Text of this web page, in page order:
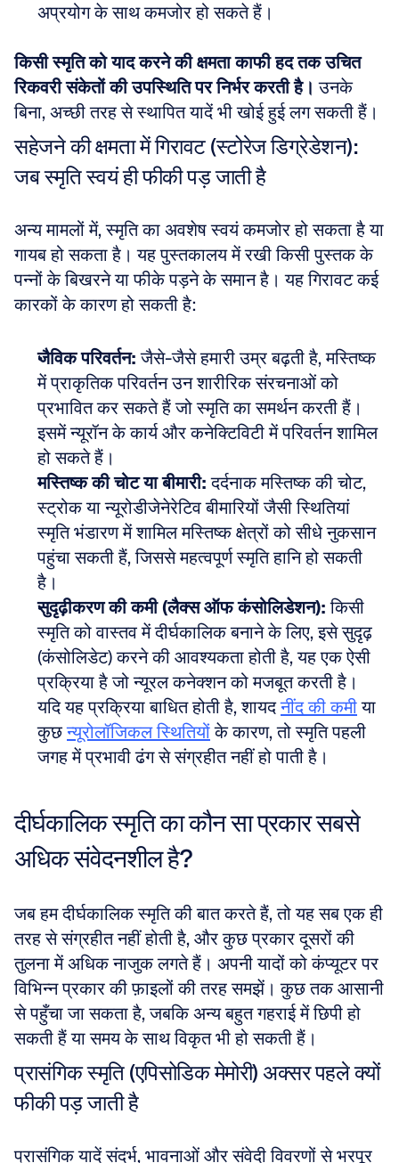
अप्रयोग के साथ कमजोर हो सकते हैं।
किसी स्मृति को याद करने की क्षमता काफी हद तक उचित
रिकवरी संकेतों की उपस्थिति पर निर्भर करती है। उनके
बिना, अच्छी तरह से स्थापित यादें भी खोई हुई लग सकती हैं।
सहेजने की क्षमता में गिरावट (स्टोरेज डिग्रेडेशन):
जब स्मृति स्वयं ही फीकी पड़ जाती है
अन्य मामलों में, स्मृति का अवशेष स्वयं कमजोर हो सकता है या
गायब हो सकता है। यह पुस्तकालय में रखी किसी पुस्तक के
पन्नों के बिखरने या फीके पड़ने के समान है। यह गिरावट कई
कारकों के कारण हो सकती है:
जैविक परिवर्तन: जैसे-जैसे हमारी उम्र बढ़ती है, मस्तिष्क
में प्राकृतिक परिवर्तन उन शारीरिक संरचनाओं को
प्रभावित कर सकते हैं जो स्मृति का समर्थन करती हैं।
इसमें न्यूरॉन के कार्य और कनेक्टिविटी में परिवर्तन शामिल
हो सकते हैं।
मस्तिष्क की चोट या बीमारी: दर्दनाक मस्तिष्क की चोट,
स्ट्रोक या न्यूरोडीजेनेरेटिव बीमारियों जैसी स्थितियां
स्मृति भंडारण में शामिल मस्तिष्क क्षेत्रों को सीधे नुकसान
पहुंचा सकती हैं, जिससे महत्वपूर्ण स्मृति हानि हो सकती
है।
सुदृढ़ीकरण की कमी (लैक्स ऑफ कंसोलिडेशन): किसी
स्मृति को वास्तव में दीर्घकालिक बनाने के लिए, इसे सुदृढ़
(कंसोलिडेट) करने की आवश्यकता होती है, यह एक ऐसी
प्रक्रिया है जो न्यूरल कनेक्शन को मजबूत करती है।
यदि यह प्रक्रिया बाधित होती है, शायद नींद की कमी या
कुछ न्यूरोलॉजिकल स्थितियों के कारण, तो स्मृति पहली
जगह में प्रभावी ढंग से संग्रहीत नहीं हो पाती है।
दीर्घकालिक स्मृति का कौन सा प्रकार सबसे
अधिक संवेदनशील है?
जब हम दीर्घकालिक स्मृति की बात करते हैं, तो यह सब एक ही
तरह से संग्रहीत नहीं होती है, और कुछ प्रकार दूसरों की
तुलना में अधिक नाजुक लगते हैं। अपनी यादों को कंप्यूटर पर
विभिन्न प्रकार की फ़ाइलों की तरह समझें। कुछ तक आसानी
से पहुँचा जा सकता है, जबकि अन्य बहुत गहराई में छिपी हो
सकती हैं या समय के साथ विकृत भी हो सकती हैं।
प्रासंगिक स्मृति (एपिसोडिक मेमोरी) अक्सर पहले क्यों
फीकी पड़ जाती है
प्रासंगिक यादें संदर्भ, भावनाओं और संवेदी विवरणों से भरपूर